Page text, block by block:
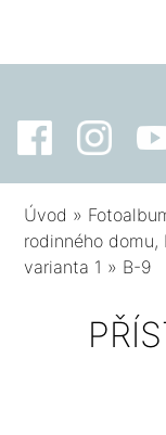
Úvod »
rodinného domu,
varianta 1 » B-9